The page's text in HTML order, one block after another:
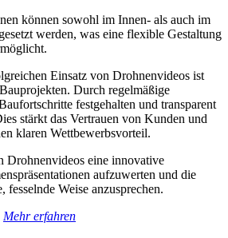
können sowohl im Innen- als auch im
werden, was eine flexible Gestaltung
Einsatz von Drohnenvideos ist
Durch regelmäßige
festgehalten und transparent
stärkt das Vertrauen von Kunden und
klaren Wettbewerbsvorteil.
Drohnenvideos eine innovative
aufzuwerten und die
fesselnde Weise anzusprechen.
Mehr erfahren